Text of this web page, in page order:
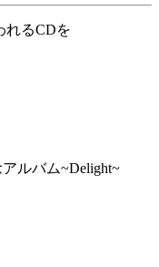
れるCDを
ルバム~Delight~